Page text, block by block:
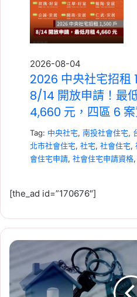
2026-08-04
2026 中央社宅招租
8/14 開放申請！最
4,660 元，四區 6
Tag: 中央社宅, 南投社會住宅,
北市社會住宅, 社宅, 社會住宅,
會住宅申請, 社會住宅申請資格,
2026-07-23
租賃專法修法急轉彎
期、續約漲租上限
[the_ad id=”170676″]
買
過
戶
流